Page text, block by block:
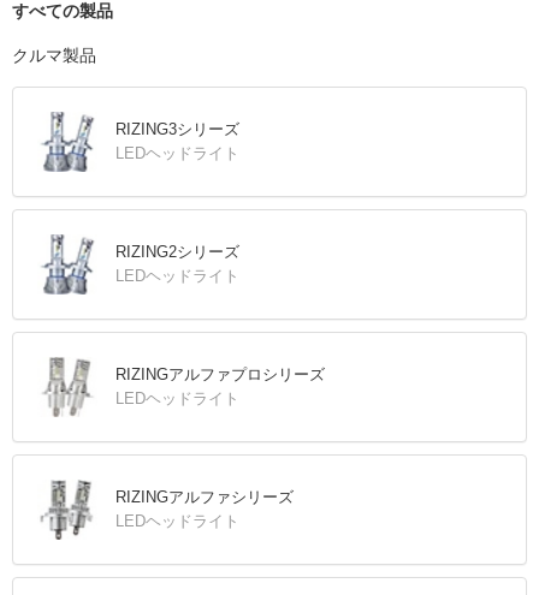
すべての製品
クルマ製品
RIZING3シリーズ
LEDヘッドライト
RIZING2シリーズ
LEDヘッドライト
RIZINGアルファプロシリーズ
LEDヘッドライト
RIZINGアルファシリーズ
LEDヘッドライト